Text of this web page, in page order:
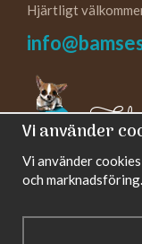
Hjärtligt
Följ
Vi använder
Vi använder
och marknadsföring.